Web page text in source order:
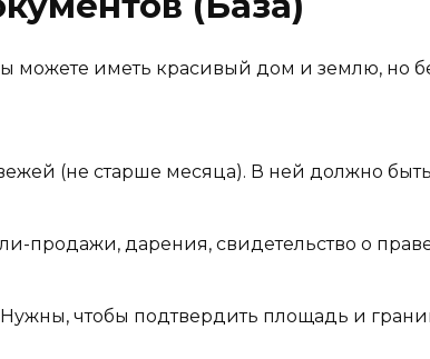
можете иметь красивый дом и землю, но
(не старше месяца). В ней должно
продажи, дарения, свидетельство о
Нужны, чтобы подтвердить площадь и